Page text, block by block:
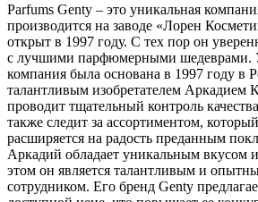
Parfums Genty – это уникальная
производится на заводе «Лорен
открыт в 1997 году. С тех пор он
с лучшими парфюмерными шедеврами.
компания была основана в 1997 году в
талантливым изобретателем
проводит тщательный контроль
также следит за ассортиментом,
расширяется на радость преданным
Аркадий обладает уникальным вкусом
этом он является талантливым и
сотрудником. Его бренд Genty